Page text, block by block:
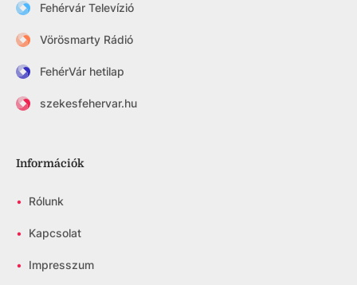
Fehérvár Televízió
Vörösmarty Rádió
FehérVár hetilap
szekesfehervar.hu
Információk
• Rólunk
• Kapcsolat
• Impresszum